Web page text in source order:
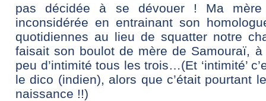
pas décidée à se dévouer ! Ma
inconsidérée en entrainant son
quotidiennes au lieu de squatter notre
faisait son boulot de mère de Samouraï, à
peu d’intimité tous les trois…(Et ‘intimité’
le dico (indien), alors que c’était pourtant
naissance !!)